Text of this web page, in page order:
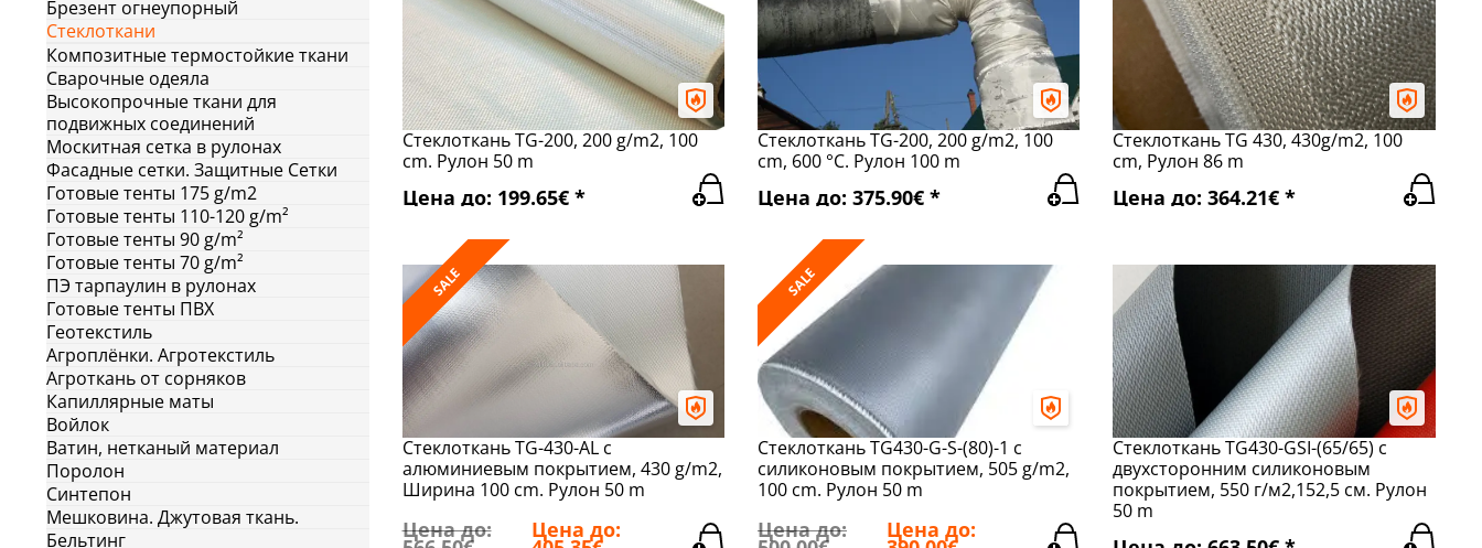
Брезент огнеупорный
Стеклоткани
Композитные термостойкие ткани
Сварочные одеяла
Высокопрочные ткани для
подвижных соединений
Москитная сетка в рулонах
Фасадные сетки. Защитные Сетки
Готовые тенты 175 g/m2
Готовые тенты 110-120 g/m²
Готовые тенты 90 g/m²
Готовые тенты 70 g/m²
ПЭ тарпаулин в рулонах
Готовые тенты ПВХ
Геотекстиль
Агроплёнки. Агротекстиль
Агроткань от сорняков
Капиллярные маты
Войлок
Ватин, нетканый материал
Поролон
Cинтепон
Мешковина. Джутовая ткань.
Бельтинг
Стеклоткань TG-200, 200 g/m2, 100
cm. Рулон 50 m
Цена до: 199.65€ *
Стеклоткань TG-200, 200 g/m2, 100
cm, 600 °C. Рулон 100 m
Цена до: 375.90€ *
Стеклоткань TG 430, 430g/m2, 100
cm, Рулон 86 m
Цена до: 364.21€ *
SALE
Стеклоткань TG-430-AL с
алюминиевым покрытием, 430 g/m2,
Ширина 100 cm. Рулон 50 m
Цена до: Цена до:
SALE
Стеклоткань TG430-G-S-(80)-1 с
силиконовым покрытием, 505 g/m2,
100 cm. Рулон 50 m
Цена до: Цена до:
Стеклоткань TG430-GSI-(65/65) с
двухсторонним силиконовым
покрытием, 550 г/м2,152,5 см. Рулон
50 m